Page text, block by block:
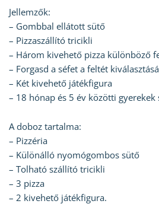
Jellemzők:
– Gombbal ellátott sütő
– Pizzaszállító tricikli
– Három kivehető pizza különböző
– Forgasd a séfet a feltét
– Két kivehető játékfigura
– 18 hónap és 5 év közötti
A doboz tartalma:
– Pizzéria
– Különálló nyomógombos sütő
– Tolható szállító tricikli
– 3 pizza
– 2 kivehető játékfigura.